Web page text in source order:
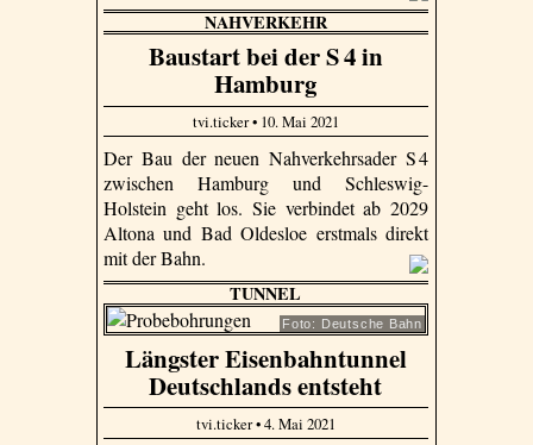
NAHVERKEHR
Baustart bei der S 4 in
Hamburg
tvi.ticker • 10. Mai 2021
Der Bau der neuen Nahverkehrsader S 4
zwischen Hamburg und Schleswig-
Holstein geht los. Sie verbindet ab 2029
Altona und Bad Oldesloe erstmals direkt
mit der Bahn.
TUNNEL
Foto: Deutsche Bahn
Längster Eisenbahntunnel
Deutschlands entsteht
tvi.ticker • 4. Mai 2021